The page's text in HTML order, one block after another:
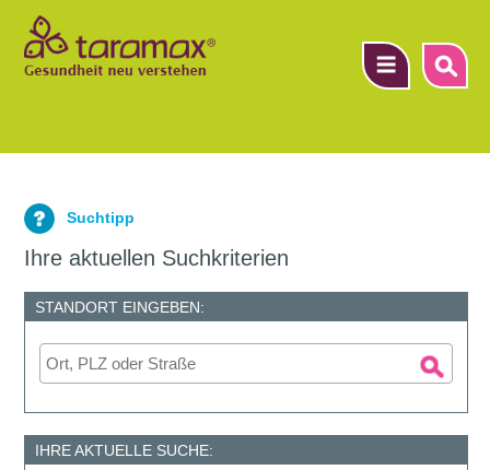
Suchtipp
Ihre aktuellen Suchkriterien
STANDORT EINGEBEN:
IHRE AKTUELLE SUCHE: